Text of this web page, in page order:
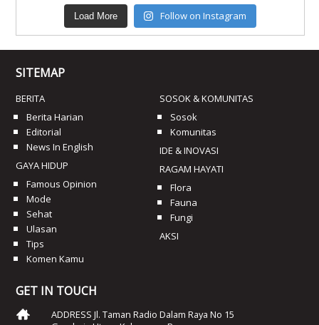
Load More Follow on Instagram
SITEMAP
BERITA
Berita Harian
Editorial
News In English
GAYA HIDUP
Famous Opinion
Mode
Sehat
Ulasan
Tips
Komen Kamu
SOSOK & KOMUNITAS
Sosok
Komunitas
IDE & INOVASI
RAGAM HAYATI
Flora
Fauna
Fungi
AKSI
GET IN TOUCH
ADDRESS Jl. Taman Radio Dalam Raya No 15